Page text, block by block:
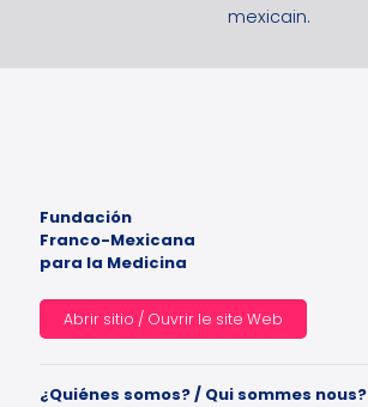
mexicain.
Fundación
Franco-Mexicana
para la Medicina
Abrir sitio / Ouvrir le site Web
¿Quiénes somos? / Qui sommes nous?